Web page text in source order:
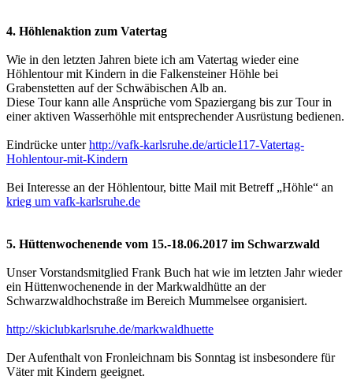
4. Höhlenaktion zum Vatertag
Wie in den letzten Jahren biete ich am Vatertag wieder eine
Höhlentour mit Kindern in die Falkensteiner Höhle bei
Grabenstetten auf der Schwäbischen Alb an.
Diese Tour kann alle Ansprüche vom Spaziergang bis zur Tour in
einer aktiven Wasserhöhle mit entsprechender Ausrüstung bedienen.
Eindrücke unterhttp://vafk-karlsruhe.de/article117-Vatertag-
Hohlentour-mit-Kindern
Bei Interesse an der Höhlentour, bitte Mail mit Betreff „Höhle“ an
krieg um vafk-karlsruhe.de
5. Hüttenwochenende vom 15.-18.06.2017 im Schwarzwald
Unser Vorstandsmitglied Frank Buch hat wie im letzten Jahr wieder
ein Hüttenwochenende in der Markwaldhütte an der
Schwarzwaldhochstraße im Bereich Mummelsee organisiert.
http://skiclubkarlsruhe.de/markwaldhuette
Der Aufenthalt von Fronleichnam bis Sonntag ist insbesondere für
Väter mit Kindern geeignet.